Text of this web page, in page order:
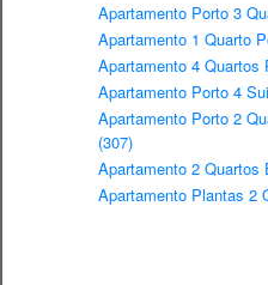
Apartamento Porto 3
Apartamento 1 Quarto
Apartamento 4 Quartos
Apartamento Porto 4
Apartamento Porto 2
(307)
Apartamento 2 Quartos
Apartamento Plantas 2